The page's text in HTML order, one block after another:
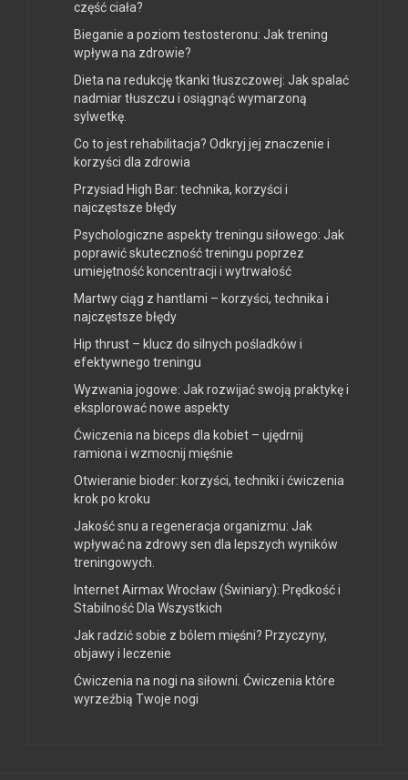
część ciała?
Bieganie a poziom testosteronu: Jak trening
wpływa na zdrowie?
Dieta na redukcję tkanki tłuszczowej: Jak spalać
nadmiar tłuszczu i osiągnąć wymarzoną
sylwetkę.
Co to jest rehabilitacja? Odkryj jej znaczenie i
korzyści dla zdrowia
Przysiad High Bar: technika, korzyści i
najczęstsze błędy
Psychologiczne aspekty treningu siłowego: Jak
poprawić skuteczność treningu poprzez
umiejętność koncentracji i wytrwałość
Martwy ciąg z hantlami – korzyści, technika i
najczęstsze błędy
Hip thrust – klucz do silnych pośladków i
efektywnego treningu
Wyzwania jogowe: Jak rozwijać swoją praktykę i
eksplorować nowe aspekty
Ćwiczenia na biceps dla kobiet – ujędrnij
ramiona i wzmocnij mięśnie
Otwieranie bioder: korzyści, techniki i ćwiczenia
krok po kroku
Jakość snu a regeneracja organizmu: Jak
wpływać na zdrowy sen dla lepszych wyników
treningowych.
Internet Airmax Wrocław (Świniary): Prędkość i
Stabilność Dla Wszystkich
Jak radzić sobie z bólem mięśni? Przyczyny,
objawy i leczenie
Ćwiczenia na nogi na siłowni. Ćwiczenia które
wyrzeźbią Twoje nogi